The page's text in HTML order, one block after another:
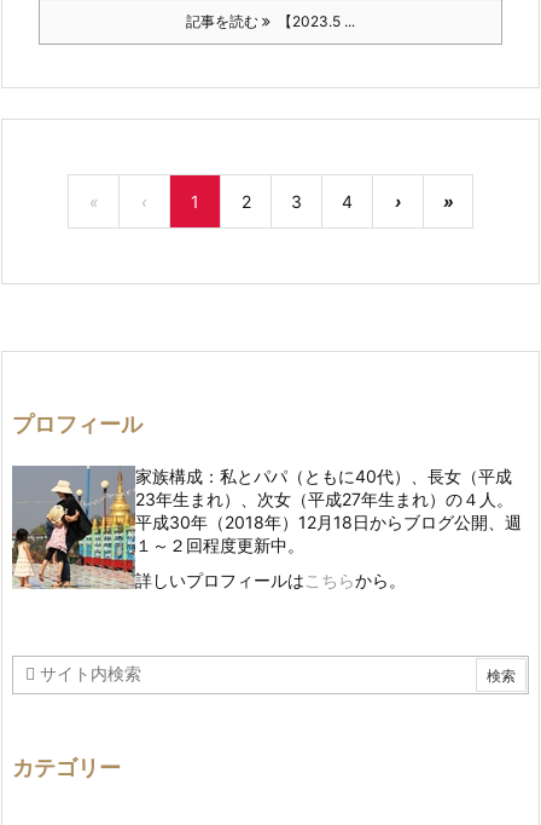
記事を読む 【2023.5 ...
« ‹ 1 2 3 4 › »
プロフィール
家族構成：私とパパ（ともに40代）、長女（平成
23年生まれ）、次女（平成27年生まれ）の４人。
平成30年（2018年）12月18日からブログ公開、週
１～２回程度更新中。
詳しいプロフィールは こちらから。
カテゴリー